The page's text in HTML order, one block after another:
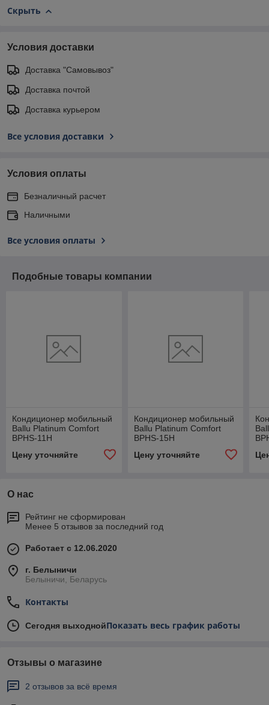
Скрыть
Условия доставки
Доставка "Самовывоз"
Доставка почтой
Доставка курьером
Все условия доставки
Условия оплаты
Безналичный расчет
Наличными
Все условия оплаты
Подобные товары компании
Кондиционер мобильный
Ballu Platinum Comfort
BPHS-11H
Цену уточняйте
Кондиционер мобильный
Ballu Platinum Comfort
BPHS-15H
Цену уточняйте
О нас
Рейтинг не сформирован
Менее 5 отзывов за последний год
Работает с 12.06.2020
г. Белыничи
Белыничи, Беларусь
Контакты
Сегодня выходнойПоказать весь график работы
Отзывы о магазине
2 отзывов за всё время